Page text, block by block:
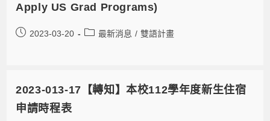
Apply US Grad Programs)
2023-03-20 最新消息 / 雙語計畫
2023-013-17【轉知】本校112學年度新生住宿
申請時程表